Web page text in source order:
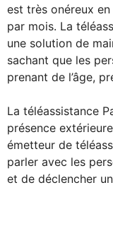
est très onéreux
par mois. La
une solution de
sachant que les
prenant de l’âge,
La téléassistance
présence
émetteur de
parler avec les
et de déclencher